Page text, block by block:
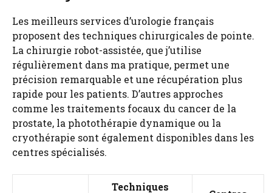
Les meilleurs services d’urologie français
proposent des techniques chirurgicales de pointe.
La chirurgie robot-assistée, que j’utilise
régulièrement dans ma pratique, permet une
précision remarquable et une récupération plus
rapide pour les patients. D’autres approches
comme les traitements focaux du cancer de la
prostate, la photothérapie dynamique ou la
cryothérapie sont également disponibles dans les
centres spécialisés.
Techniques